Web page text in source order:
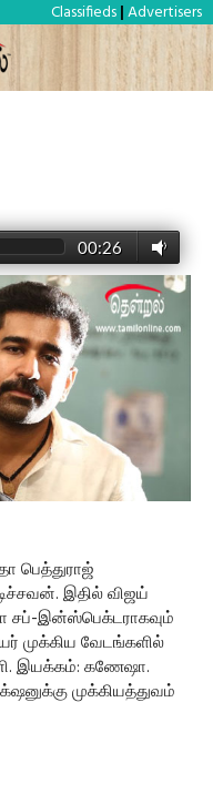
Classifieds | Advertisers
00:26
பெத்துராஜ்
இதில் விஜய்
சப்-இன்ஸ்பெக்டராகவும்
முக்கிய வேடங்களில்
இயக்கம்: கணேஷா.
முக்கியத்துவம்